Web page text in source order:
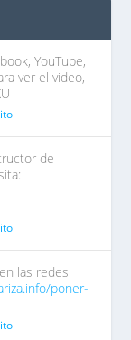
YouTube,
ver el video,
de
las redes
poner-